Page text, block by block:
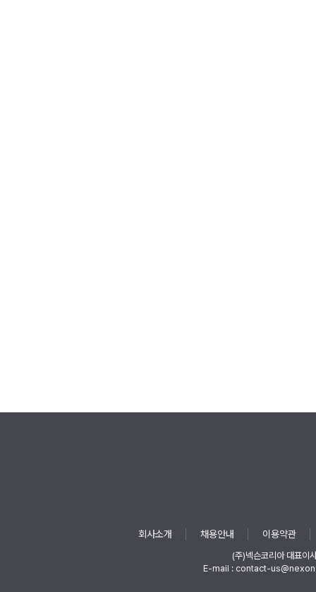
회사소개 채용안내 이용약관
(주)넥슨코리아 대표이
E-mail : contact-